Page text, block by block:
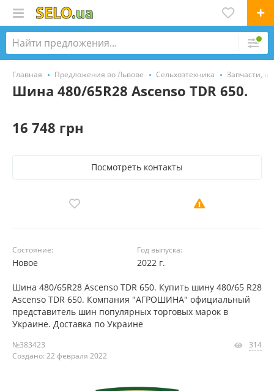
Главная Предложения во Львове Сельхозтехника Запчасти,
Шина 480/65R28 Ascenso TDR 650.
16 748 грн
Посмотреть контакты
Состояние:
Новое
Год выпуска:
2022 г.
Шина 480/65R28 Ascenso TDR 650. Купить шину 480/65 R28
Ascenso TDR 650. Компания "АГРОШИНА" официальный
представитель шин популярных торговых марок в
Украине. Доставка по Украине
№383423
Создано: 22 февраля 2022
314